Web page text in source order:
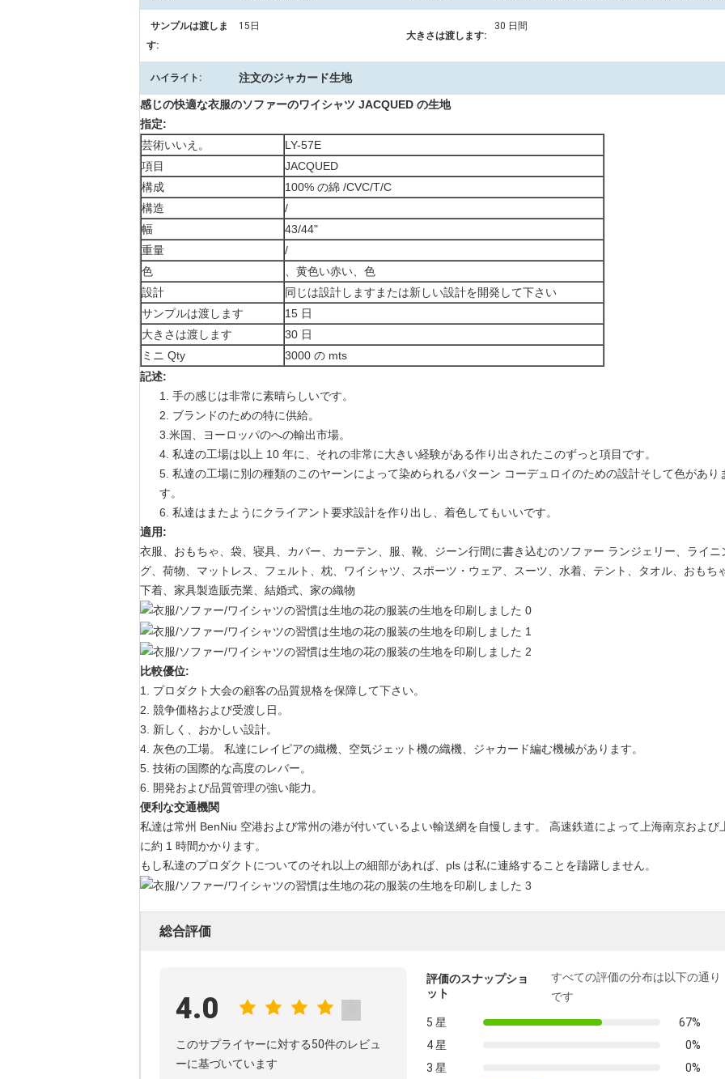
サンプルは渡しま
す:
15日
大きさは渡します:
30 日間
ハイライト: 注文のジャカード生地
感じの快適な衣服のソファーのワイシャツ JACQUED の生地
指定:
芸術いいえ。
LY-57E
項目
JACQUED
構成
100% の綿 /CVC/T/C
構造
/
幅
43/44"
重量
/
色
、黄色い赤い、色
設計
同じは設計しますまたは新しい設計を開発して下さい
サンプルは渡します
15 日
大きさは渡します
30 日
ミニ Qty
3000 の mts
記述:
1. 手の感じは非常に素晴らしいです。
2. ブランドのための特に供給。
3.米国、ヨーロッパのへの輸出市場。
4. 私達の工場は以上 10 年に、それの非常に大きい経験がある作り出されたこのずっと項目です。
5. 私達の工場に別の種類のこのヤーンによって染められるパターン コーデュロイのための設計そして色があり
す。
6. 私達はまたようにクライアント要求設計を作り出し、着色してもいいです。
適用:
衣服、おもちゃ、袋、寝具、カバー、カーテン、服、靴、ジーン行間に書き込むのソファー ランジェリー、ライニ
グ、荷物、マットレス、フェルト、枕、ワイシャツ、スポーツ・ウェア、スーツ、水着、テント、タオル、おもち
下着、家具製造販売業、結婚式、家の織物
比較優位:
1. プロダクト大会の顧客の品質規格を保障して下さい。
2. 競争価格および受渡し日。
3. 新しく、おかしい設計。
4. 灰色の工場。 私達にレイピアの織機、空気ジェット機の織機、ジャカード編む機械があります。
5. 技術の国際的な高度のレバー。
6. 開発および品質管理の強い能力。
便利な交通機関
私達は常州 BenNiu 空港および常州の港が付いているよい輸送網を自慢します。 高速鉄道によって上海南京および
に約 1 時間かかります。
もし私達のプロダクトについてのそれ以上の細部があれば、pls は私に連絡することを躊躇しません。
総合評価
4.0
このサプライヤーに対する50件のレビュ
ーに基づいています
評価のスナップショ
ット
すべての評価の分布は以下の通り
です
5 星
67%
4 星
0%
3 星
0%